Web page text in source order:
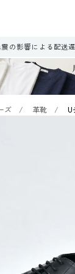
の影響による配送
ズ 革靴 U